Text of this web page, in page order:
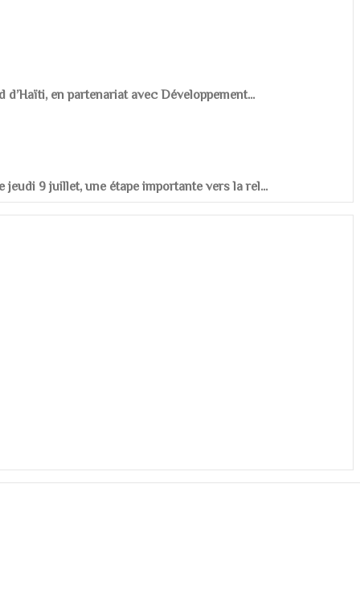
en partenariat avec Développement...
jeudi 9 juillet, une étape importante vers la rel...